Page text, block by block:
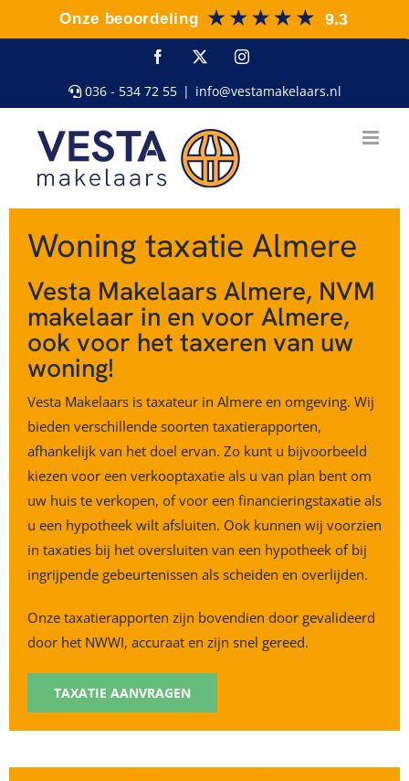
Facebook Instagram
036 - 534 72 55 | info@vestamakelaars.nl
Woning taxatie Almere
Vesta Makelaars Almere, NVM
makelaar in en voor Almere,
ook voor het taxeren van uw
woning!
Vesta Makelaars is taxateur in Almere en omgeving. Wij
bieden verschillende soorten taxatierapporten,
afhankelijk van het doel ervan. Zo kunt u bijvoorbeeld
kiezen voor een verkooptaxatie als u van plan bent om
uw huis te verkopen, of voor een financieringstaxatie als
u een hypotheek wilt afsluiten. Ook kunnen wij voorzien
in taxaties bij het oversluiten van een hypotheek of bij
ingrijpende gebeurtenissen als scheiden en overlijden.
Onze taxatierapporten zijn bovendien door gevalideerd
door het NWWI, accuraat en zijn snel gereed.
TAXATIE AANVRAGEN